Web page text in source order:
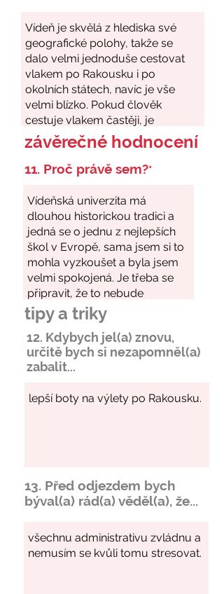
závěrečné hodnocení
11. Proč právě sem?*
tipy a triky
12. Kdybych jel(a) znovu,
určitě bych si nezapomněl(a)
zabalit...
13. Před odjezdem bych
býval(a) rád(a) věděl(a), že...